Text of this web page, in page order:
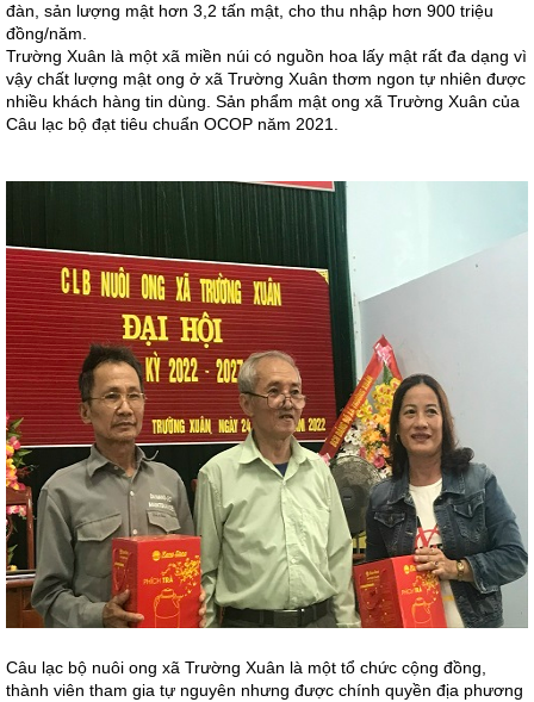
đàn, sản lượng mật hơn 3,2 tấn mật, cho thu nhập hơn 900 triệu
đồng/năm.
Trường Xuân là một xã miền núi có nguồn hoa lấy mật rất đa dạng vì
vậy chất lượng mật ong ở xã Trường Xuân thơm ngon tự nhiên được
nhiều khách hàng tin dùng. Sản phẩm mật ong xã Trường Xuân của
Câu lạc bộ đạt tiêu chuẩn OCOP năm 2021.
Câu lạc bộ nuôi ong xã Trường Xuân là một tổ chức cộng đồng,
thành viên tham gia tự nguyên nhưng được chính quyền địa phương